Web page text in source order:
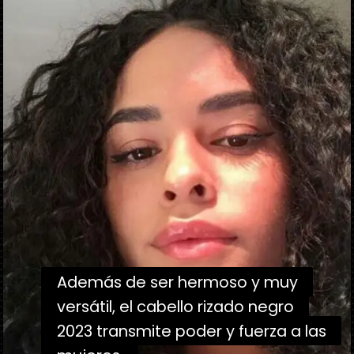
Además de ser hermoso y muy
versátil, el cabello rizado negro
2023 transmite poder y fuerza a las
Además de ser hermoso y muy
versátil, el cabello rizado negro
2023 transmite poder y fuerza a las